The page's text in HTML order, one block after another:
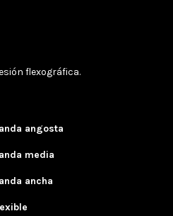
flexográfica.
angosta
media
ancha